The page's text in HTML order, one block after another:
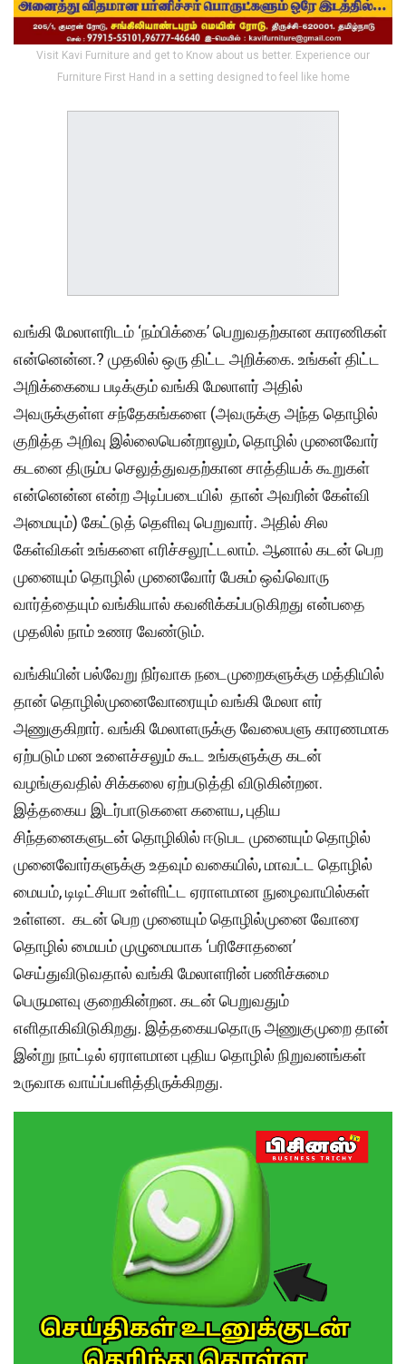
Visit Kavi Furniture and get to Know about us better. Experience our
Furniture First Hand in a setting designed to feel like home
வங்கி மேலாளரிடம் ‘நம்பிக்கை’ பெறுவதற்கான காரணிகள்
என்னென்ன.? முதலில் ஒரு திட்ட அறிக்கை. உங்கள் திட்ட
அறிக்கையை படிக்கும் வங்கி மேலாளர் அதில்
அவருக்குள்ள சந்தேகங்களை (அவருக்கு அந்த தொழில்
குறித்த அறிவு இல்லையென்றாலும், தொழில் முனைவோர்
கடனை திரும்ப செலுத்துவதற்கான சாத்தியக் கூறுகள்
என்னென்ன என்ற அடிப்படையில் தான் அவரின் கேள்வி
அமையும்) கேட்டுத் தெளிவு பெறுவார். அதில் சில
கேள்விகள் உங்களை எரிச்சலூட்டலாம். ஆனால் கடன் பெற
முனையும் தொழில் முனைவோர் பேசும் ஒவ்வொரு
வார்த்தையும் வங்கியால் கவனிக்கப்படுகிறது என்பதை
முதலில் நாம் உணர வேண்டும்.
வங்கியின் பல்வேறு நிர்வாக நடைமுறைகளுக்கு மத்தியில்
தான் தொழில்முனைவோரையும் வங்கி மேலா ளர்
அணுகுகிறார். வங்கி மேலாளருக்கு வேலைபளு காரணமாக
ஏற்படும் மன உளைச்சலும் கூட உங்களுக்கு கடன்
வழங்குவதில் சிக்கலை ஏற்படுத்தி விடுகின்றன.
இத்தகைய இடர்பாடுகளை களைய, புதிய
சிந்தனைகளுடன் தொழிலில் ஈடுபட முனையும் தொழில்
முனைவோர்களுக்கு உதவும் வகையில், மாவட்ட தொழில்
மையம், டிடிட்சியா உள்ளிட்ட ஏராளமான நுழைவாயில்கள்
உள்ளன. கடன் பெற முனையும் தொழில்முனை வோரை
தொழில் மையம் முழுமையாக ‘பரிசோதனை’
செய்துவிடுவதால் வங்கி மேலாளரின் பணிச்சுமை
பெருமளவு குறைகின்றன. கடன் பெறுவதும்
எளிதாகிவிடுகிறது. இத்தகையதொரு அணுகுமுறை தான்
இன்று நாட்டில் ஏராளமான புதிய தொழில் நிறுவனங்கள்
உருவாக வாய்ப்பளித்திருக்கிறது.